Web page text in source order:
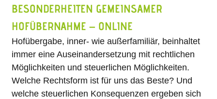
BESONDERHEITEN GEMEINSAMER
HOFÜBERNAHME – ONLINE
Hofübergabe, inner- wie außerfamiliär, beinhaltet
immer eine Auseinandersetzung mit rechtlichen
Möglichkeiten und steuerlichen Möglichkeiten.
Welche Rechtsform ist für uns das Beste? Und
welche steuerlichen Konsequenzen ergeben sich